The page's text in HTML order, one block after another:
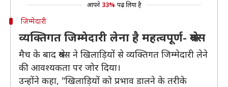
आपने 33% पढ़ लिया है
जिम्मेदारी
व्यक्तिगत जिम्मेदारी लेना है महत्वपूर्ण- श्रेयस
मैच के बाद श्रेयस ने खिलाड़ियों से व्यक्तिगत जिम्मेदारी लेने
की आवश्यकता पर जोर दिया।
उन्होंने कहा, "खिलाड़ियों को प्रभाव डालने के तरीके